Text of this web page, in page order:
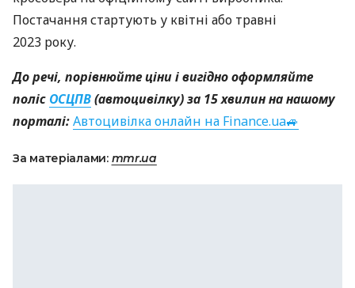
Постачання стартують у квітні або травні
2023 року.
До речі, порівнюйте ціни і вигідно оформляйте
поліс ОСЦПВ(автоцивілку) за 15 хвилин на нашому
порталі:Автоцивілка онлайн на Finance.ua🚙
За матеріалами: mmr.ua